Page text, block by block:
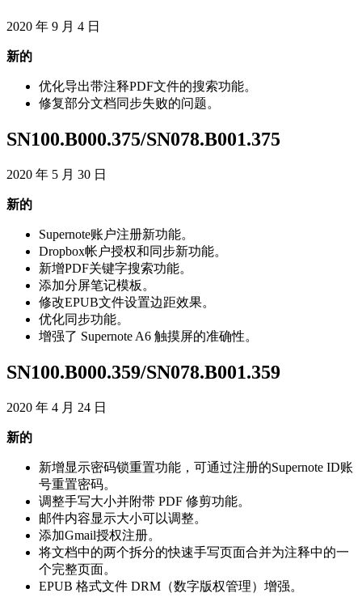
2020 年 9 月 4 日
新的
优化导出带注释PDF文件的搜索功能。
修复部分文档同步失败的问题。
SN100.B000.375/SN078.B001.375
2020 年 5 月 30 日
新的
Supernote账 户注册新功能。
Dropbox帐 户授权和同步新功能。
新增PDF关键字搜索功能。
添加分屏笔记模板 。
修改EPUB文件设置边距效果。
优化同步功能。
增强了 Supernote A6 触摸屏的准确性。
SN100.B000.359/SN078.B001.359
2020 年 4 月 24 日
新的
新增显示密码锁重置功能 ， 可通过注册的Supernote ID账
号重置密码。
调整手写大小并附带 PDF 修剪功能。
邮件内容显示大小可以调整。
添加Gmail授权注册。
将文档中的两个拆分的快速手写页面合并为注释中的一
个完整页面。
EPUB 格式文件 DRM （数字版权管理） 增强。